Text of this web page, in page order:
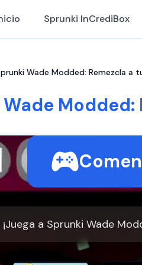
Sprunki InCrediBox
Wade Modded: Remezcla a
¡Juega a Sprunki Wade